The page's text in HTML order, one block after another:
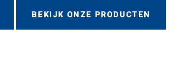
BEKIJK ONZE PRODUCTEN